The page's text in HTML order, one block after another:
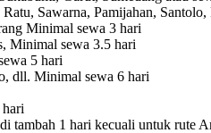
Sawarna, Pamijahan,
Minimal sewa 3 hari
Minimal sewa 3.5 hari
5 hari
dll. Minimal sewa 6 hari
tambah 1 hari kecuali untuk rute